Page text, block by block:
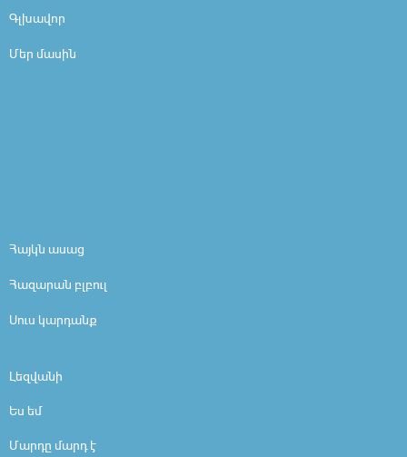
Գլխավոր
Մեր մասին
Հայկն ասաց
Հազարան բլբուլ
Սուս կարդանք
Լեզվանի
Ես եմ
Մարդը մարդ է